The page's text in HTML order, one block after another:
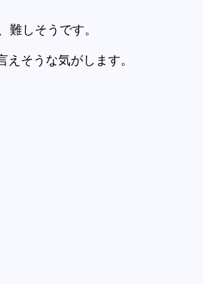
難しそうです。
そうな気がします。